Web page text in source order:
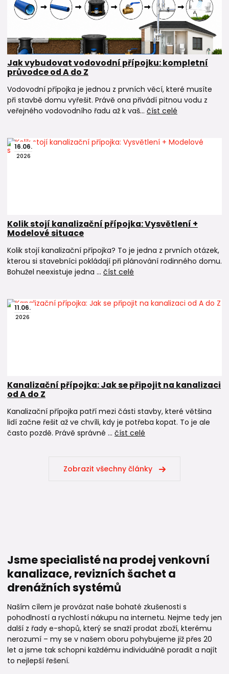
Jak vybudovat vodovodní přípojku: kompletní
průvodce od A do Z
Vodovodní přípojka je jednou z prvních věcí, které musíte
při stavbě domu vyřešit. Právě ona přivádí pitnou vodu z
veřejného vodovodního řadu až k vaš... číst celé
16.06.
2026
Kolik stojí kanalizační přípojka: Vysvětlení +
Modelové situace
Kolik stojí kanalizační přípojka? To je jedna z prvních otázek,
kterou si stavebníci pokládají při plánování rodinného domu.
Bohužel neexistuje jedna ... číst celé
11.06.
2026
Kanalizační přípojka: Jak se připojit na kanalizaci
od A do Z
Kanalizační přípojka patří mezi části stavby, které většina
lidí začne řešit až ve chvíli, kdy je potřeba kopat. To je ale
často pozdě. Právě správné ... číst celé
Zobrazit všechny články
Jsme specialisté na prodej venkovní
kanalizace, revizních šachet a
drenážních systémů
Naším cílem je provázat naše bohaté zkušenosti s
pohodlností a rychlostí nákupu na internetu. Nejme tedy jen
další z řady e-shopů, který se snaží prodat zboží, kterému
nerozumí – my se v našem oboru pohybujeme již přes 20
let a jsme tak schopni každému individuálně poradit a najít
to nejlepší řešení.